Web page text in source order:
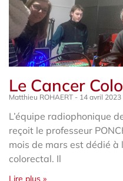
Le Cancer
Matthieu ROHAERT 14 avril 2023
L’équipe radiophonique
reçoit le professeur
mois de mars est dédié
colorectal. Il
Lire plus »